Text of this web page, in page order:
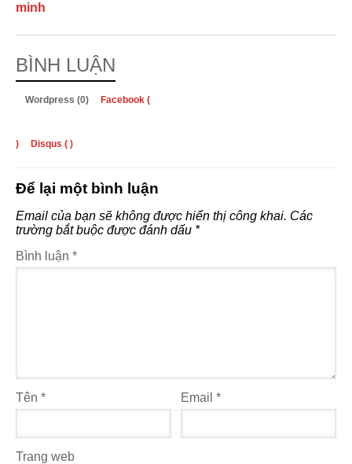
minh
BÌNH LUẬN
Wordpress (0) Facebook (
) Disqus ( )
Để lại một bình luận
Email của bạn sẽ không được hiển thị công khai. Các
trường bắt buộc được đánh dấu *
Bình luận *
Tên * Email*
Trang web